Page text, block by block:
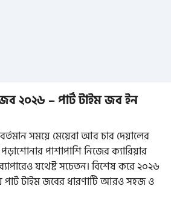
জব ২০২৬ – পার্ট টাইম জব ইন
সময়ে মেয়েরা আর চার দেয়ালের
পাশাপাশি নিজের ক্যারিয়ার
যথেষ্ট সচেতন। বিশেষ করে ২০২৬
পার্ট টাইম জবের ধারণাটি আরও সহজ ও